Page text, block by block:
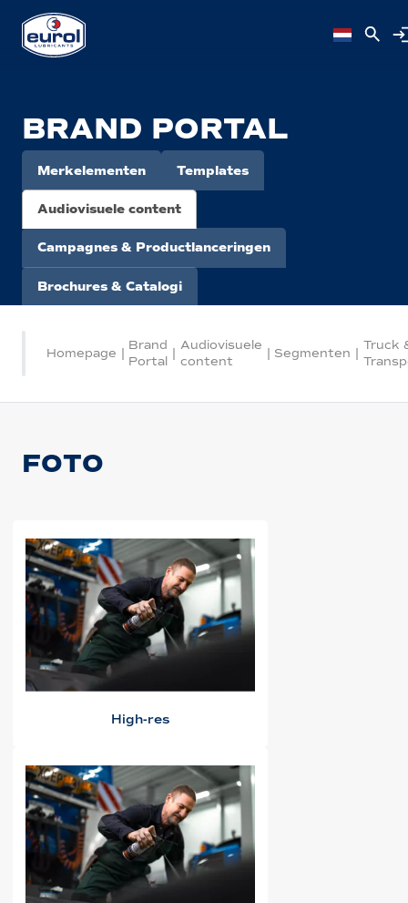
BRAND PORTAL
Merkelementen Templates
Audiovisuele content
Campagnes & Productlanceringen
Brochures & Catalogi
Homepage |
Brand
Portal
|
Audiovisuele
content
| Segmenten |
Truck
FOTO
High-res